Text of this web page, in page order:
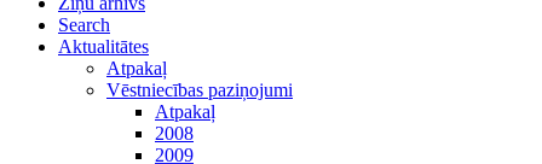
Search
Aktualitātes
Atpakaļ
Vēstniecības paziņojumi
Atpakaļ
2008
2009